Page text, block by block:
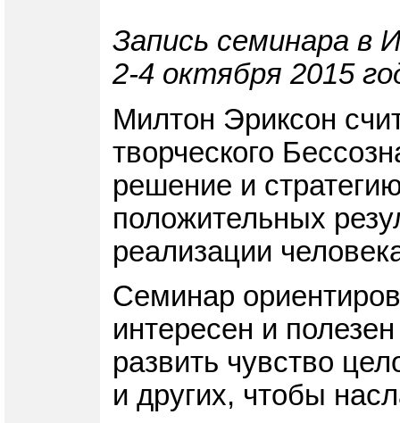
Запись семинара в
2-4 октября 2015
Милтон Эриксон
творческого
решение и
положительных
реализации
Семинар
интересен и
развить чувство
и других, чтобы